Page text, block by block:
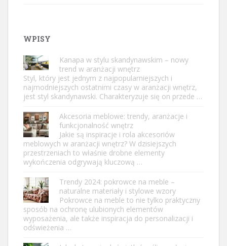
WPISY
Kanapa w stylu skandynawskim – nowy
trend w aranżacji wnętrz
Styl, który jest jednym z najpopularniejszych i
najmodniejszych ostatnimi czasy w aranżacji wnętrz,
jest styl skandynawski. Charakteryzuje się on przede …
Akcesoria meblowe: trendy, aranżacje i
funkcjonalność wnętrz
Jakie są inspiracje i rola akcesoriów
meblowych w aranżacji wnętrz? W dzisiejszych
przestrzeniach to właśnie drobne elementy
wykończenia odgrywają kluczową …
Trendy 2024: pokrowce na meble –
naturalne materiały i stylowe wzory
Pokrowce na meble to nie tylko praktyczny
sposób na ochronę ulubionych elementów
wyposażenia, ale także inspiracja do personalizacji i
odświeżenia …